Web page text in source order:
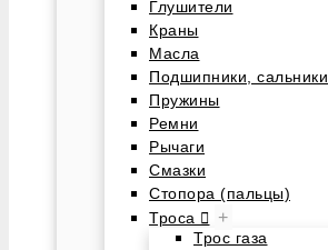
Глушители
Краны
Масла
Подшипники, сальники
Пружины
Ремни
Рычаги
Смазки
Стопора (пальцы)
Троса
+
Трос газа